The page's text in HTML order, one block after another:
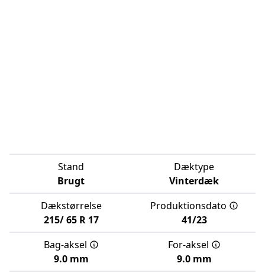
Stand
Brugt
Dæktype
Vinterdæk
Dækstørrelse
215/ 65 R 17
Produktionsdato
41/23
Bag-aksel
9.0 mm
For-aksel
9.0 mm